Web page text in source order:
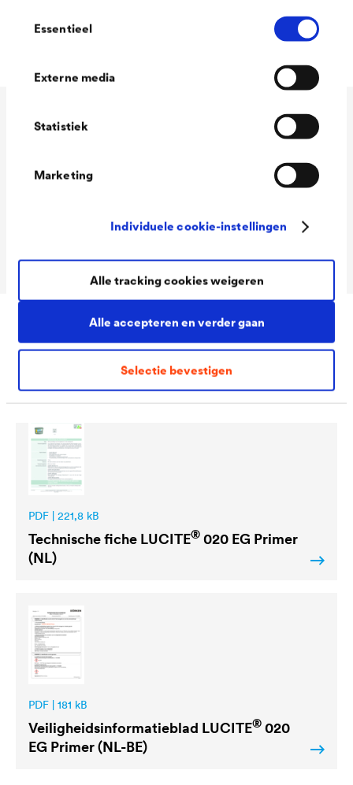
Essentieel
Externe media
Statistiek
Marketing
Individuele cookie-instellingen
Alle accepteren en verder gaan
Selectie bevestigen
Alle tracking cookies weigeren
verkiezelende ondergronden.
Technische gegevens
Packaging Sizes
18 kg
Downloads
PDF | 221,8 kB
Technische fiche LUCITE® 020 EG Primer
(NL)
PDF | 181 kB
Veiligheidsinformatieblad LUCITE® 020
EG Primer (NL-BE)